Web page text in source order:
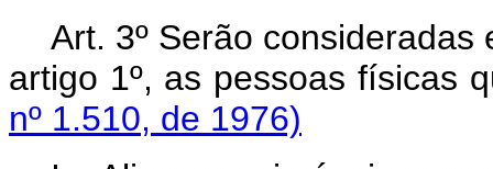
Art. 3º Serão
artigo 1º, as pessoas físicas
nº 1.510, de 1976)